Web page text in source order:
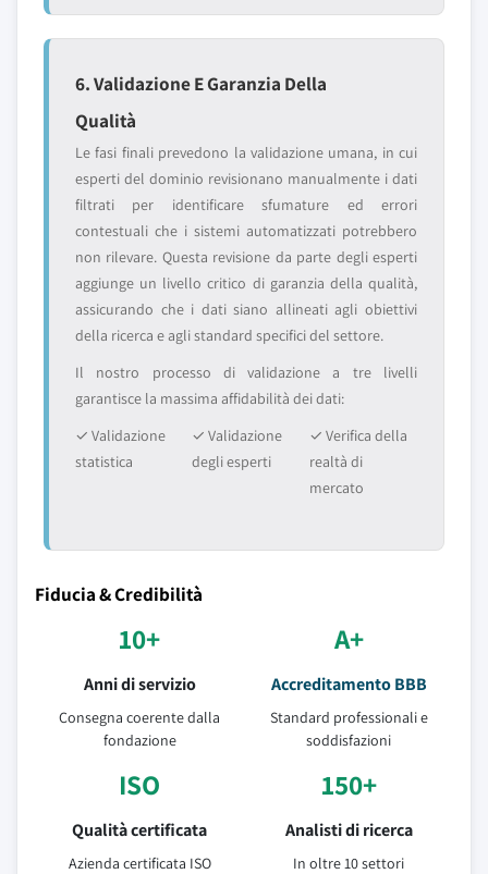
6. Validazione E Garanzia Della
Qualità
Le fasi finali prevedono la validazione umana, in cui
esperti del dominio revisionano manualmente i dati
filtrati per identificare sfumature ed errori
contestuali che i sistemi automatizzati potrebbero
non rilevare. Questa revisione da parte degli esperti
aggiunge un livello critico di garanzia della qualità,
assicurando che i dati siano allineati agli obiettivi
della ricerca e agli standard specifici del settore.
Il nostro processo di validazione a tre livelli
garantisce la massima affidabilità dei dati:
✓ Validazione
statistica
✓ Validazione
degli esperti
✓ Verifica della
realtà di
mercato
Fiducia & Credibilità
10+
Anni di servizio
Consegna coerente dalla
fondazione
A+
Accreditamento BBB
Standard professionali e
soddisfazioni
ISO
Qualità certificata
Azienda certificata ISO
150+
Analisti di ricerca
In oltre 10 settori